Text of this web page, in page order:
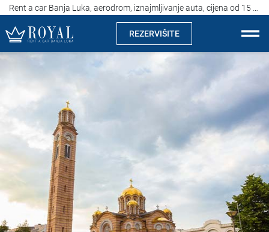
REZERVIŠITE
Rent a car Banja Luka
Izdvajamo
Iznajmljivanje vozila